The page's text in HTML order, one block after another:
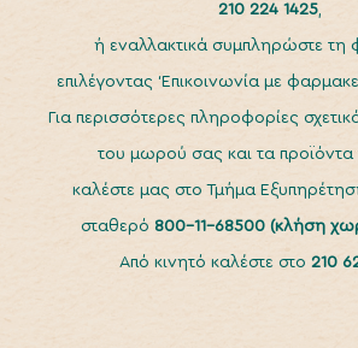
210 224 1425,
ή εναλλακτικά συμπληρώστε τη
επιλέγοντας ‘Επικοινωνία με
Για περισσότερες πληροφορίες
του μωρού σας και τα προϊόντα
καλέστε μας στο Τμήμα
σταθερό 800-11-68500(κλήση
Από κινητό καλέστε στο 210